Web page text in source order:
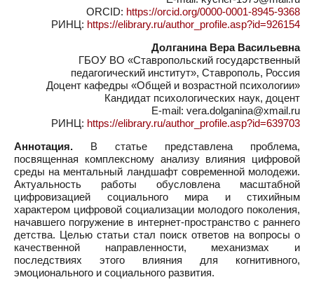
ORCID: https://orcid.org/0000-0001-8945-9368
РИНЦ: https://elibrary.ru/author_profile.asp?id=926154
Долганина Вера Васильевна
ГБОУ ВО «Ставропольский государственный
педагогический институт», Ставрополь, Россия
Доцент кафедры «Общей и возрастной психологии»
Кандидат психологических наук, доцент
E-mail: vera.dolganina@xmail.ru
РИНЦ: https://elibrary.ru/author_profile.asp?id=639703
Аннотация. В статье представлена проблема,
посвященная комплексному анализу влияния цифровой
среды на ментальный ландшафт современной молодежи.
Актуальность работы обусловлена масштабной
цифровизацией социального мира и стихийным
характером цифровой социализации молодого поколения,
начавшего погружение в интернет-пространство с раннего
детства. Целью статьи стал поиск ответов на вопросы о
качественной направленности, механизмах и
последствиях этого влияния для когнитивного,
эмоционального и социального развития.